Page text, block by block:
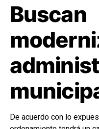
Buscan
De acuerdo con lo